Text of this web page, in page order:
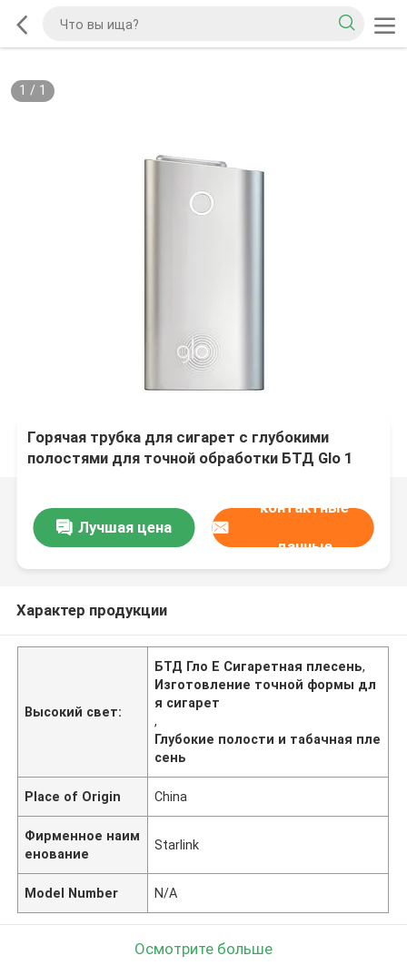
1 / 1
Горячая трубка для сигарет с глубокими
полостями для точной обработки БТД Glo 1
Лучшая цена
контактные
данные
Характер продукции
Высокий свет:
БТД Гло E Сигаретная плесень,
Изготовление точной формы дл
я сигарет
,
Глубокие полости и табачная пле
сень
Place of Origin China
Фирменное наим
енование
Starlink
Model Number N/A
Осмотрите больше